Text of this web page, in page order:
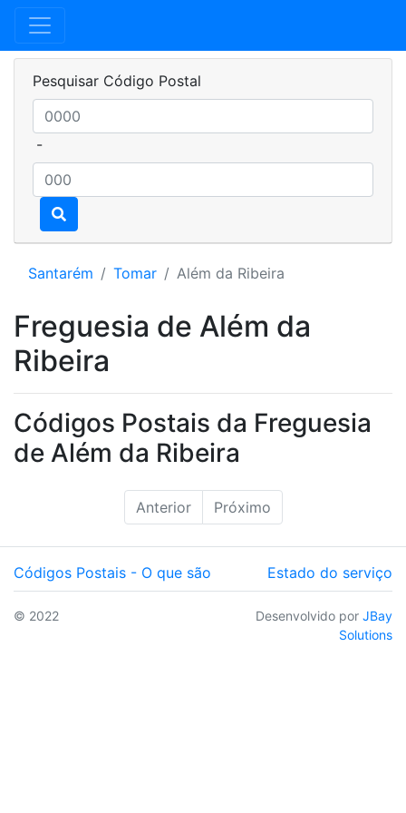
Pesquisar Código Postal
-
Santarém Tomar Além da Ribeira
Freguesia de Além da
Ribeira
Códigos Postais da Freguesia
de Além da Ribeira
Anterior Próximo
Códigos Postais - O que são Estado do serviço
© 2022 Desenvolvido por JBay
Solutions